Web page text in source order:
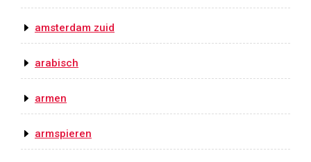
amsterdam zuid
arabisch
armen
armspieren